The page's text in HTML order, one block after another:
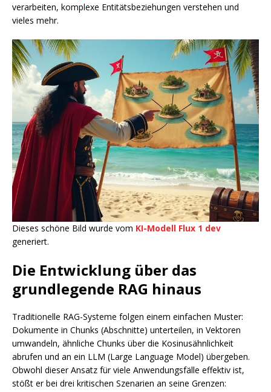
verarbeiten, komplexe Entitätsbeziehungen verstehen und
vieles mehr.
Dieses schöne Bild wurde vom KI-Modell Flux 1 dev
generiert.
Die Entwicklung über das
grundlegende RAG hinaus
Traditionelle RAG-Systeme folgen einem einfachen Muster:
Dokumente in Chunks (Abschnitte) unterteilen, in Vektoren
umwandeln, ähnliche Chunks über die Kosinusähnlichkeit
abrufen und an ein LLM (Large Language Model) übergeben.
Obwohl dieser Ansatz für viele Anwendungsfälle effektiv ist,
stößt er bei drei kritischen Szenarien an seine Grenzen: